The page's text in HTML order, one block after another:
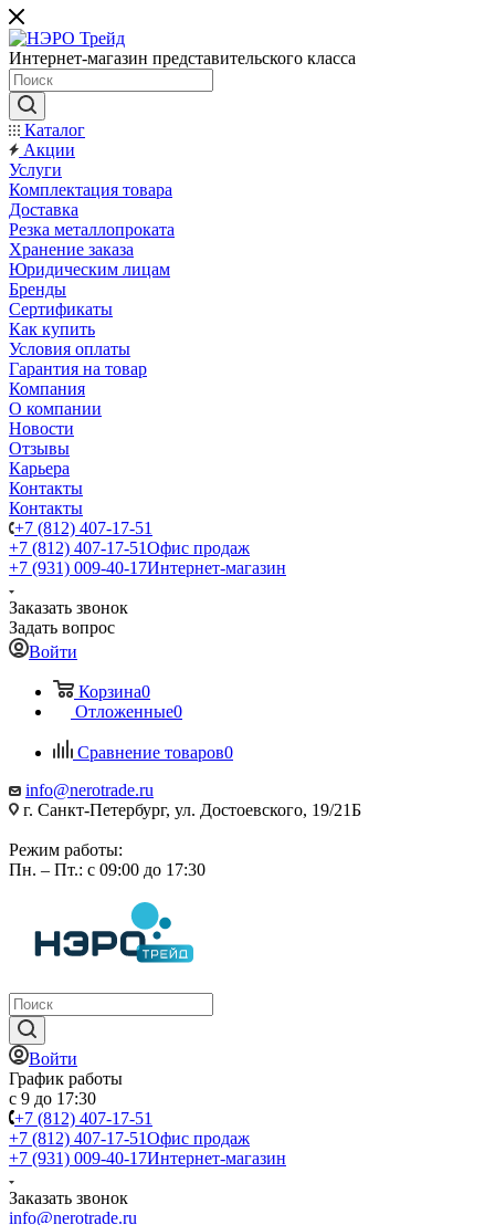
Интернет-магазин представительского класса
Каталог
Акции
Услуги
Комплектация товара
Доставка
Резка металлопроката
Хранение заказа
Юридическим лицам
Бренды
Сертификаты
Как купить
Условия оплаты
Гарантия на товар
Компания
О компании
Новости
Отзывы
Карьера
Контакты
Контакты
+7 (812) 407-17-51
+7 (812) 407-17-51Офис продаж
+7 (931) 009-40-17Интернет-магазин
Заказать звонок
Задать вопрос
Войти
Корзина0
Отложенные0
Сравнение товаров0
info@nerotrade.ru
г. Санкт-Петербург, ул. Достоевского, 19/21Б
Режим работы:
Пн. – Пт.: с 09:00 до 17:30
Войти
График работы
с 9 до 17:30
+7 (812) 407-17-51
+7 (812) 407-17-51Офис продаж
+7 (931) 009-40-17Интернет-магазин
Заказать звонок
info@nerotrade.ru